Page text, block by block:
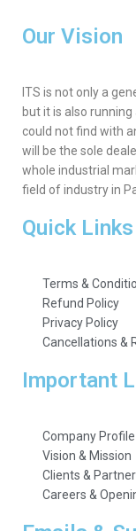
Our Vision
ITS is not only a
but it is also
could not find with
will be the sole
whole industrial
field of industry in
Quick Links
Terms &
Refund Policy
Privacy Policy
Cancellations &
Important
Company Profile
Vision & Mission
Clients &
Careers &